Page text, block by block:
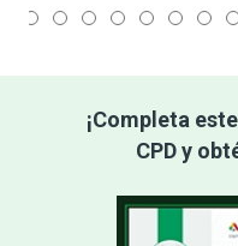
¡Completa
CPD y